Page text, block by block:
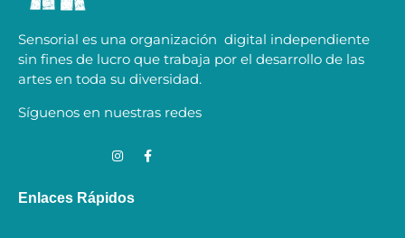
Sensorial es una organización digital independiente
sin fines de lucro que trabaja por el desarrollo de las
artes en toda su diversidad.
Síguenos en nuestras redes
Enlaces Rápidos